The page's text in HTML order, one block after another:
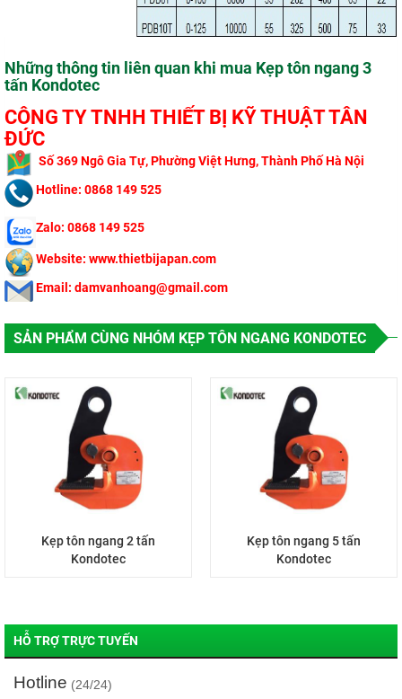
Những thông tin liên quan khi mua Kẹp tôn ngang 3
tấn Kondotec
CÔNG TY TNHH THIẾT BỊ KỸ THUẬT TÂN
ĐỨC
Số 369 Ngô Gia Tự, Phường Việt Hưng, Thành Phố Hà Nội
Hotline: 0868 149 525
Zalo: 0868 149 525
Website: www.thietbijapan.com
Email: damvanhoang@gmail.com
SẢN PHẨM CÙNG NHÓM KẸP TÔN NGANG KONDOTEC
Kẹp tôn ngang 2 tấn
Kondotec
Kẹp tôn ngang 5 tấn
Kondotec
HỖ TRỢ TRỰC TUYẾN
Hotline (24/24)